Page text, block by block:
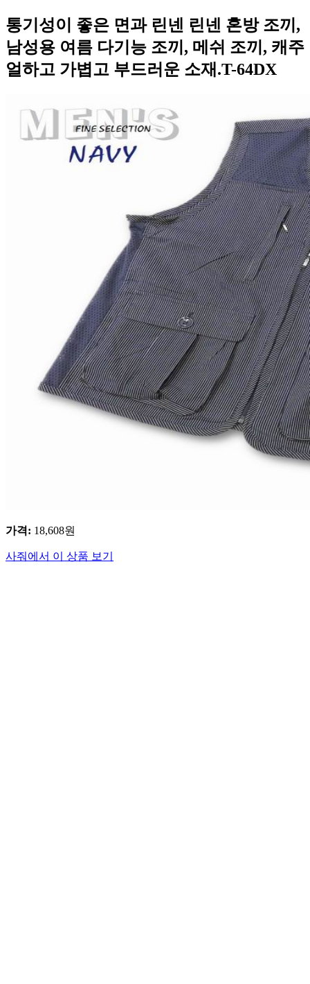
통기성이 좋은 면과 린넨 린넨 혼방 조끼,
남성용 여름 다기능 조끼, 메쉬 조끼, 캐주
얼하고 가볍고 부드러운 소재.T-64DX
가격: 18,608원
사줘에서 이 상품 보기